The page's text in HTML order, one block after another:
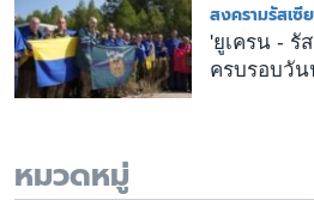
สงครามรัสเซี
'ยูเครน - รั
ครบรอบวัน
หมวดหมู่